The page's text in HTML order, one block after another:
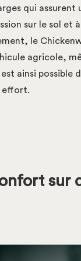
qui assurent
sur le sol et à
le
agricole,
ainsi possible
effort.
sur